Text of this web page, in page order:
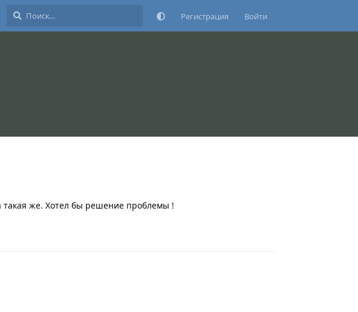
Регистрация Войти
же. Хотел бы решение проблемы !